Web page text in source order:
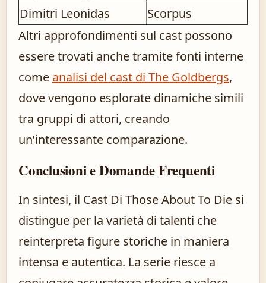
Dimitri Leonidas
Scorpus
Altri approfondimenti sul cast possono
essere trovati anche tramite fonti interne
come analisi del cast di The Goldbergs,
dove vengono esplorate dinamiche simili
tra gruppi di attori, creando
un’interessante comparazione.
Conclusioni e Domande Frequenti
In sintesi, il Cast Di Those About To Die si
distingue per la varietà di talenti che
reinterpreta figure storiche in maniera
intensa e autentica. La serie riesce a